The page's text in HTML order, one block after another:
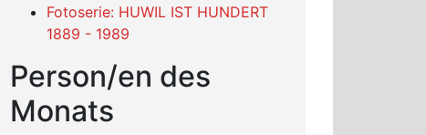
Fotoserie: HUWIL IST HUNDERT
1889 - 1989
Person/en des
Monats